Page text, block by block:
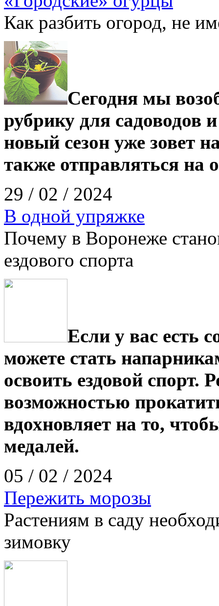
Как разбить огород, не
Сегодня мы
рубрику для садоводов
новый сезон уже зовет
также отправляться на
29 / 02 / 2024
В одной упряжке
Почему в Воронеже
ездового спорта
Если у вас есть
можете стать
освоить ездовой спорт.
возможностью
вдохновляет на то,
медалей.
05 / 02 / 2024
Пережить морозы
Растениям в саду
зимовку